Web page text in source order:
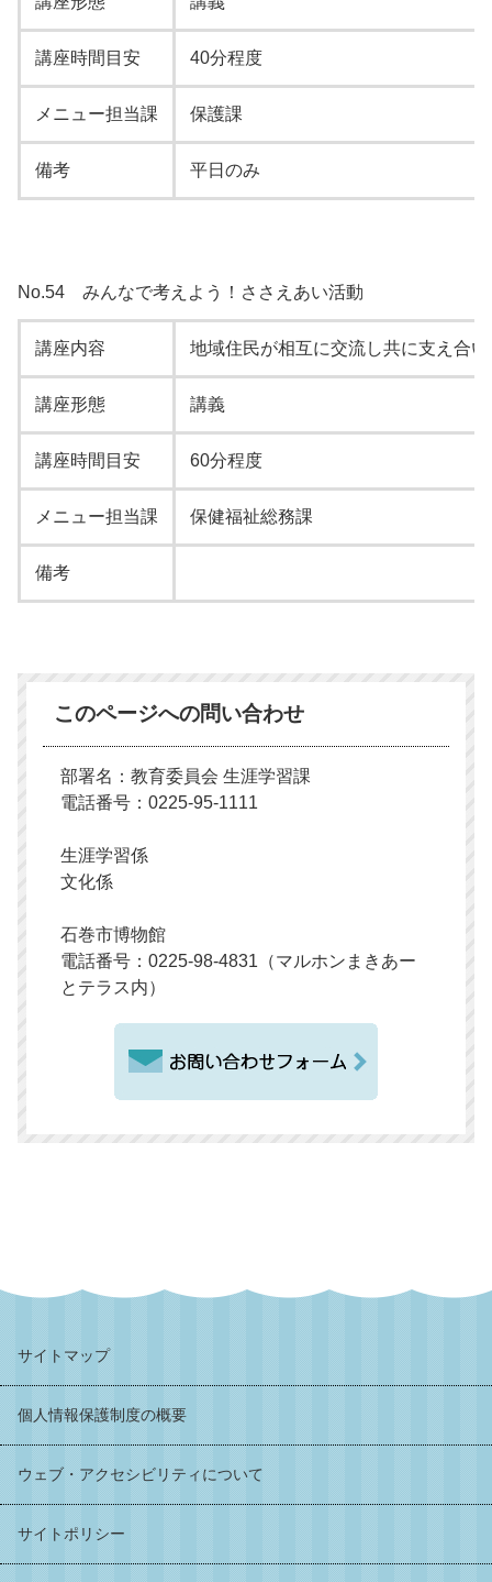
講座時間目安 40分程度
メニュー担当課 保護課
備考 平日のみ
No.54 みんなで考えよう！ささえあい活動
講座内容 地域住民が相互に交流し共に支え合
講座形態 講義
講座時間目安 60分程度
メニュー担当課 保健福祉総務課
備考
このページへの問い合わせ
部署名：教育委員会 生涯学習課
電話番号：0225-95-1111
生涯学習係
文化係
石巻市博物館
電話番号：0225-98-4831（マルホンまきあー
とテラス内）
サイトマップ
個人情報保護制度の概要
ウェブ・アクセシビリティについて
サイトポリシー